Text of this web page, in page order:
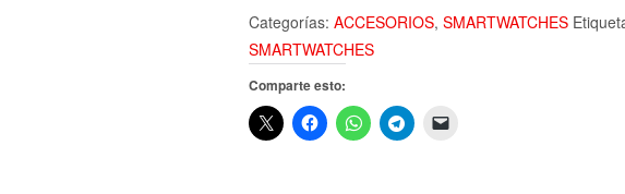
Categorías: ACCESORIOS, SMARTWATCHES
SMARTWATCHES
Comparte esto: